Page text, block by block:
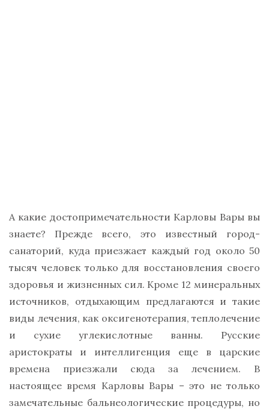
А какие достопримечательности Карловы Вары вы
знаете? Прежде всего, это известный город-
санаторий, куда приезжает каждый год около 50
тысяч человек только для восстановления своего
здоровья и жизненных сил. Кроме 12 минеральных
источников, отдыхающим предлагаются и такие
виды лечения, как оксигенотерапия, теплолечение
и сухие углекислотные ванны. Русские
аристократы и интеллигенция еще в царские
времена приезжали сюда за лечением. В
настоящее время Карловы Вары – это не только
замечательные бальнеологические процедуры, но